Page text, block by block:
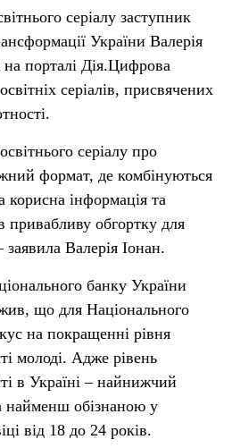
серіалу заступник
України Валерія
порталі Дія.Цифрова
серіалів, присвячених
серіалу про
формат, де комбінуються
корисна інформація та
привабливу обгортку для
Валерія Іонан.
банку України
що для Національного
на покращенні рівня
молоді. Адже рівень
в Україні – найнижчий
найменш обізнаною у
від 18 до 24 років.